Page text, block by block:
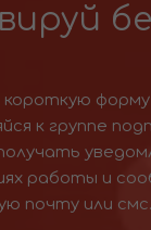
форму
к группе
работы и
почту или смс.